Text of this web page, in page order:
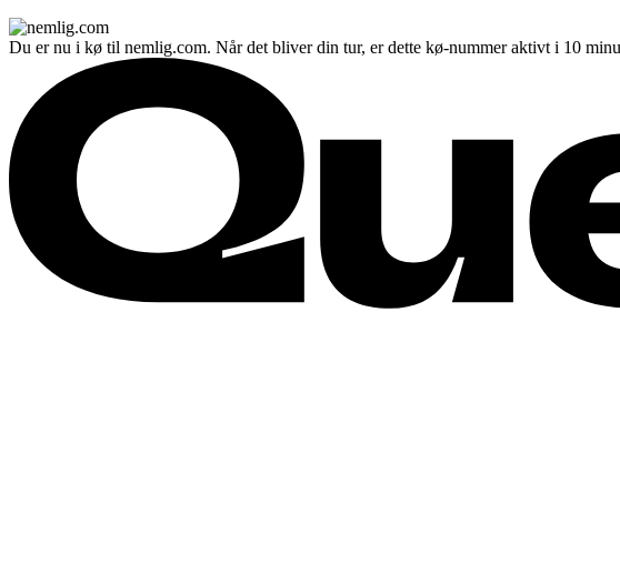
Du er nu i kø til nemlig.com. Når det bliver din tur, er dette kø-nummer aktivt i 10